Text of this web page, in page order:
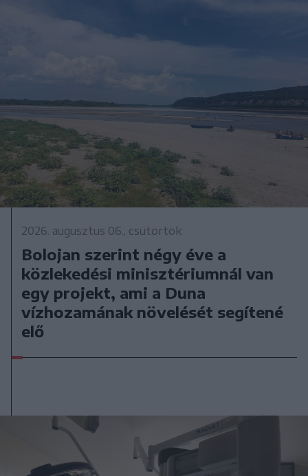
2026. augusztus 06., csütörtök
Bolojan szerint négy éve a
közlekedési minisztériumnál van
egy projekt, ami a Duna
vízhozamának növelését segítené
elő